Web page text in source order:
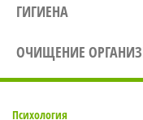
ГИГИЕНА
ОЧИЩЕНИЕ
Психология